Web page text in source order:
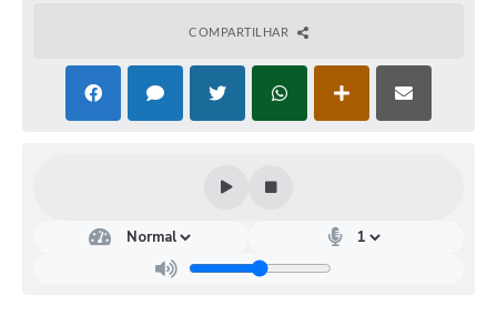
COMPARTILHAR